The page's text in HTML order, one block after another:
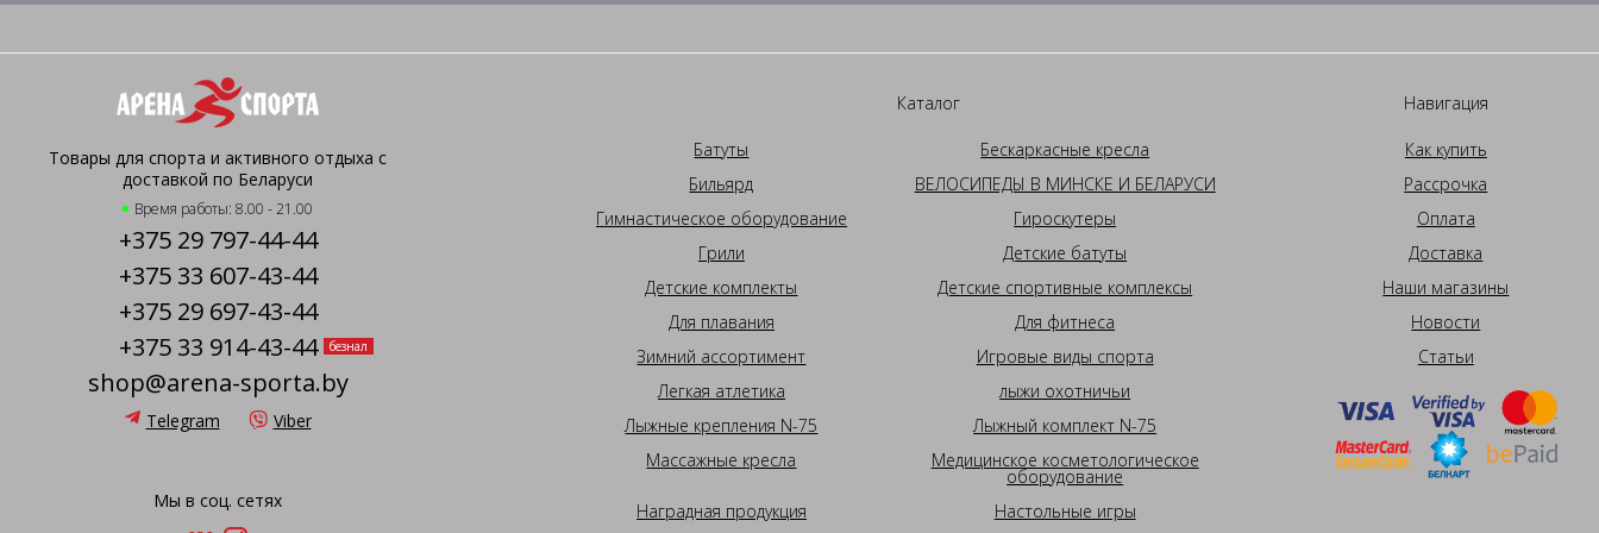
Товары для спорта и активного отдыха с
доставкой по Беларуси
Время работы: 8.00 - 21.00
+375 29 797-44-44
+375 33 607-43-44
+375 29 697-43-44
+375 33 914-43-44
безнал
shop@arena-sporta.by
Telegram Viber
Мы в соц. сетях
Каталог
Батуты
Бескаркасные кресла
Бильярд
ВЕЛОСИПЕДЫ В МИНСКЕ И БЕЛАРУСИ
Гимнастическое оборудование
Гироскутеры
Грили
Детские батуты
Детские комплекты
Детские спортивные комплексы
Для плавания
Для фитнеса
Зимний ассортимент
Игровые виды спорта
Легкая атлетика
лыжи охотничьи
Лыжные крепления N-75
Лыжный комплект N-75
Массажные кресла
Медицинское косметологическое
оборудование
Наградная продукция
Настольные игры
Навигация
Как купить
Рассрочка
Оплата
Доставка
Наши магазины
Новости
Статьи